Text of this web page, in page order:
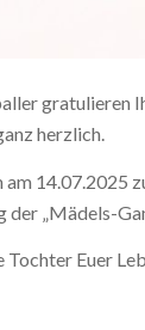
gratulieren
herzlich.
am 14.07.2025
der „Mädels-
Tochter Euer